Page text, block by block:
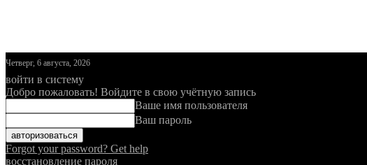
Четверг, 6 августа, 2026
войти в систему
Добро пожаловать! Войдите в свою учётную запись
Ваше имя пользователя
Ваш пароль
Forgot your password? Get help
восстановление пароля